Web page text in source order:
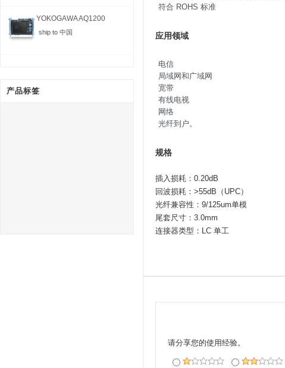
YOKOGAWA AQ1200
MFT-...
ship to 中国
产品标签
符合 ROHS 标准
应用领域
电信
局域网和广域网
宽带
有线电视
网络
光纤到户。
规格
插入损耗：0.20dB
回波损耗：>55dB（UPC）
光纤兼容性：9/125um单模
尾套尺寸：3.0mm
连接器类型：LC 单工
请分享您的使用经验。